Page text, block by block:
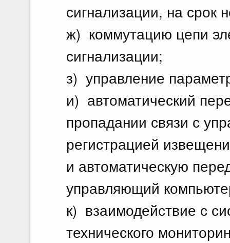
сигнализации, на срок
ж) коммутацию цепи
сигнализации;
з) управление
и) автоматический
пропадании связи с
регистрацией
и автоматическую
управляющий
к) взаимодействие с
технического